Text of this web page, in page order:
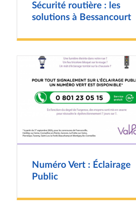
Sécurité routière : les
solutions à Bessancourt
Numéro Vert : Éclairage
Public